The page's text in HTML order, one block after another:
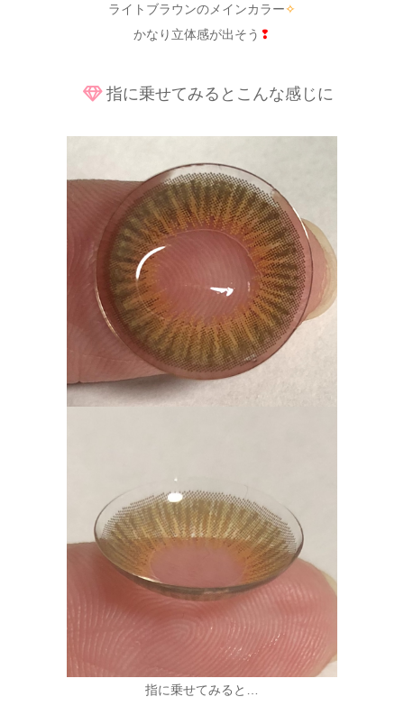
ライトブラウンのメインカラー✧
かなり立体感が出そう ❢
指に乗せてみるとこんな感じに
指に乗せてみると…